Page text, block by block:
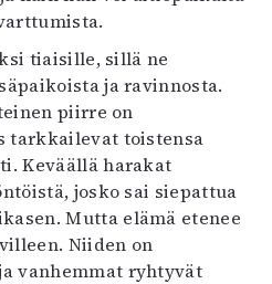
tiaisille, sillä ne
ja ravinnosta.
piirre on
tarkkailevat toistensa
Keväällä harakat
josko sai siepattua
Mutta elämä etenee
Niiden on
vanhemmat ryhtyvät